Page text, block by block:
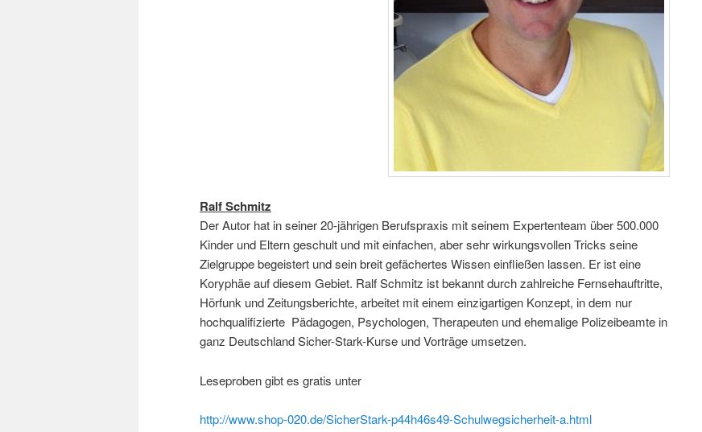
Ralf Schmitz
Der Autor hat in seiner 20-jährigen Berufspraxis mit seinem Expertenteam über 500.000
Kinder und Eltern geschult und mit einfachen, aber sehr wirkungsvollen Tricks seine
Zielgruppe begeistert und sein breit gefächertes Wissen einfließen lassen. Er ist eine
Koryphäe auf diesem Gebiet. Ralf Schmitz ist bekannt durch zahlreiche Fernsehauftritte,
Hörfunk und Zeitungsberichte, arbeitet mit einem einzigartigen Konzept, in dem nur
hochqualifizierte Pädagogen, Psychologen, Therapeuten und ehemalige Polizeibeamte in
ganz Deutschland Sicher-Stark-Kurse und Vorträge umsetzen.
Leseproben gibt es gratis unter
http://www.shop-020.de/SicherStark-p44h46s49-Schulwegsicherheit-a.html